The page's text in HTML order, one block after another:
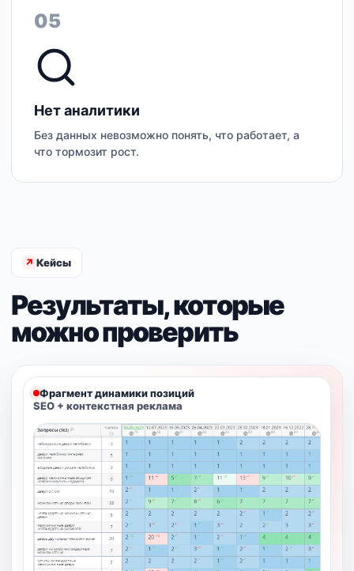
05
Нет аналитики
Без данных невозможно понять, что работает, а
что тормозит рост.
Кейсы
Результаты, которые
можно проверить
Фрагмент динамики позиций
SEO + контекстная реклама